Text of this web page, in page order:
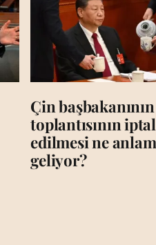
Çin
toplantısının iptal
edilmesi ne
geliyor?